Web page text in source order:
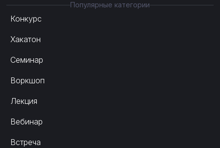
Популярные категории
Конкурс
Хакатон
Семинар
Воркшоп
Лекция
Вебинар
Встреча